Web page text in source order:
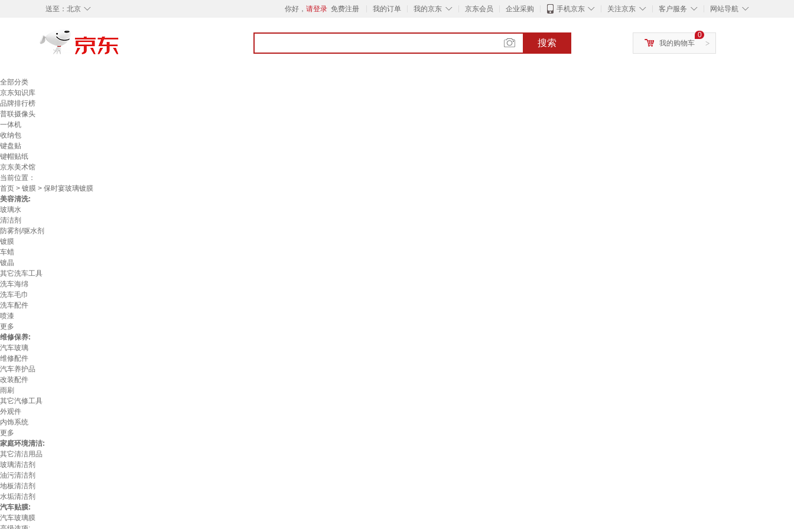
◇
送至： 北京 你好， 请登录 免费注册 我的订单 ◇
我的京东 京东会员 企业采购 ◇
手机京东 ◇
关注京东 ◇
客户服务 ◇
网站导航
搜索 >
0
我的购物车
全部分类
京东知识库
品牌排行榜
普联摄像头
一体机
收纳包
键盘贴
键帽贴纸
京东美术馆
当前位置：
首页 > 镀膜 > 保时宴玻璃镀膜
美容清洗:
玻璃水
清洁剂
防雾剂/驱水剂
镀膜
车蜡
镀晶
其它洗车工具
洗车海绵
洗车毛巾
洗车配件
喷漆
更多
维修保养:
汽车玻璃
维修配件
汽车养护品
改装配件
雨刷
其它汽修工具
外观件
内饰系统
更多
家庭环境清洁:
其它清洁用品
玻璃清洁剂
油污清洁剂
地板清洁剂
水垢清洁剂
汽车贴膜:
汽车玻璃膜